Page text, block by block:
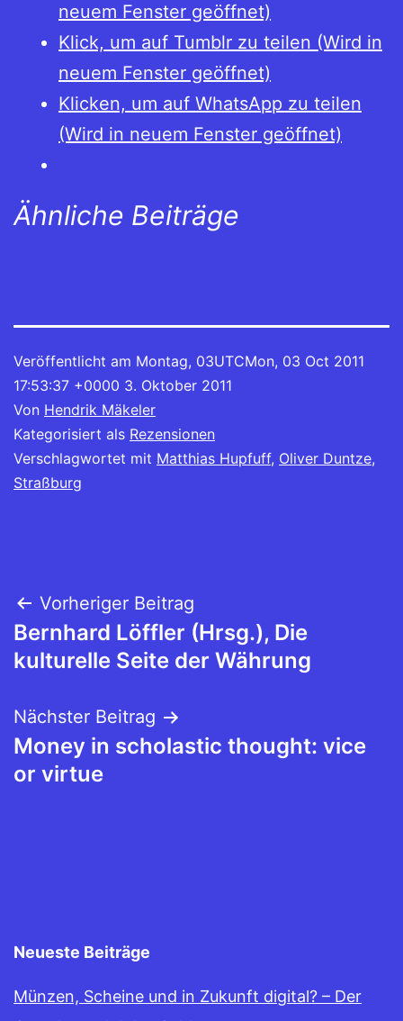
neuem Fenster geöffnet)
Klick, um auf Tumblr zu teilen (Wird in
neuem Fenster geöffnet)
Klicken, um auf WhatsApp zu teilen
(Wird in neuem Fenster geöffnet)
Ähnliche Beiträge
Veröffentlicht am Montag, 03UTCMon, 03 Oct 2011
17:53:37 +0000 3. Oktober 2011
Von Hendrik Mäkeler
Kategorisiert als Rezensionen
Verschlagwortet mit Matthias Hupfuff, Oliver Duntze,
Straßburg
Beitragsnavigation
Vorheriger Beitrag
Bernhard Löffler (Hrsg.), Die
kulturelle Seite der Währung
Nächster Beitrag
Money in scholastic thought: vice
or virtue
Neueste Beiträge
Münzen, Scheine und in Zukunft digital? – Der